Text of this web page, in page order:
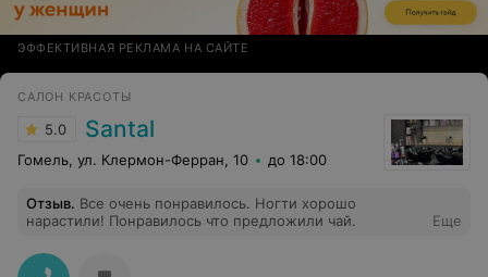
ЭФФЕКТИВНАЯ РЕКЛАМА НА САЙТЕ
САЛОН КРАСОТЫ
5.0 Santal
Гомель, ул. Клермон-Ферран, 10 до 18:00
Отзыв. Все очень понравилось. Ногти хорошо
нарастили! Понравилось что предложили чай.
Еще